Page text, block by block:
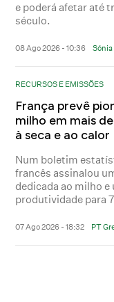
e poderá afetar até
século.
08 Ago 2026 - 10:36
RECURSOS E EMISSÕES
França prevê
milho em mais
à seca e ao calor
Num boletim
francês assinalou
dedicada ao milho e
produtividade para
07 Ago 2026 - 18:32 PT